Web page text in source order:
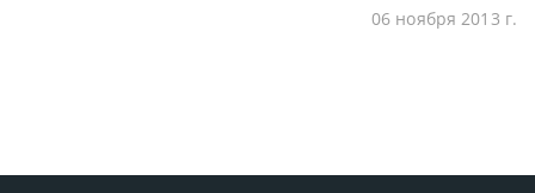
06 ноября 2013 г.